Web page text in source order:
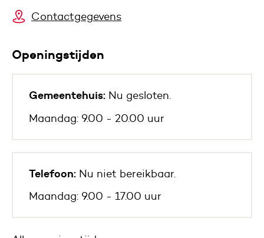
Contactgegevens
Openingstijden
Gemeentehuis: Nu gesloten.
Maandag: 9.00 - 20.00 uur
Telefoon: Nu niet bereikbaar.
Maandag: 9.00 - 17.00 uur